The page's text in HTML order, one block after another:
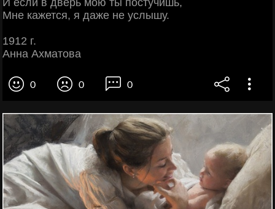
Мне кажется, я даже не услышу.
1912 г.
Анна Ахматова
0 0 0